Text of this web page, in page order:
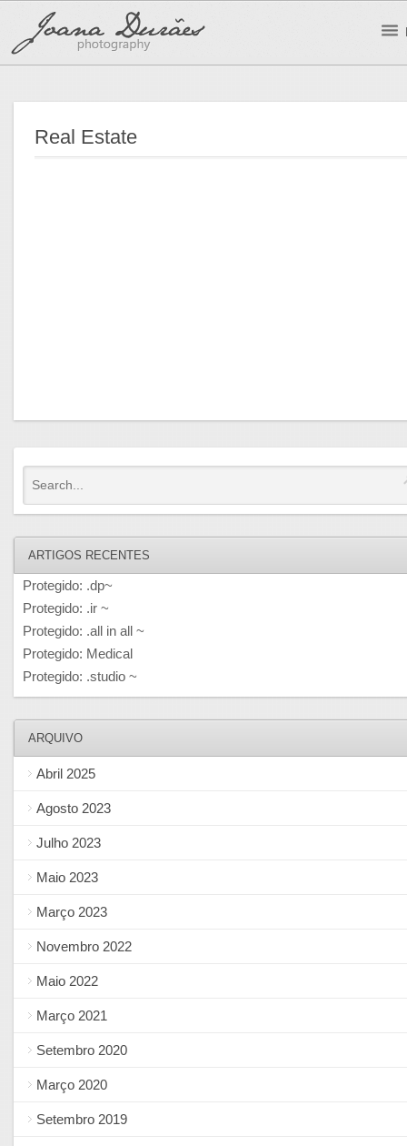
Real Estate
ARTIGOS RECENTES
Protegido: .dp~
Protegido: .ir ~
Protegido: .all in all ~
Protegido: Medical
Protegido: .studio ~
ARQUIVO
Abril 2025
Agosto 2023
Julho 2023
Maio 2023
Março 2023
Novembro 2022
Maio 2022
Março 2021
Setembro 2020
Março 2020
Setembro 2019